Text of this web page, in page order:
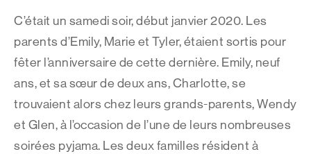
C’était un samedi soir, début janvier 2020. Les
parents d’Emily, Marie et Tyler, étaient sortis pour
fêter l’anniversaire de cette dernière. Emily, neuf
ans, et sa sœur de deux ans, Charlotte, se
trouvaient alors chez leurs grands-parents, Wendy
et Glen, à l’occasion de l’une de leurs nombreuses
soirées pyjama. Les deux familles résident à